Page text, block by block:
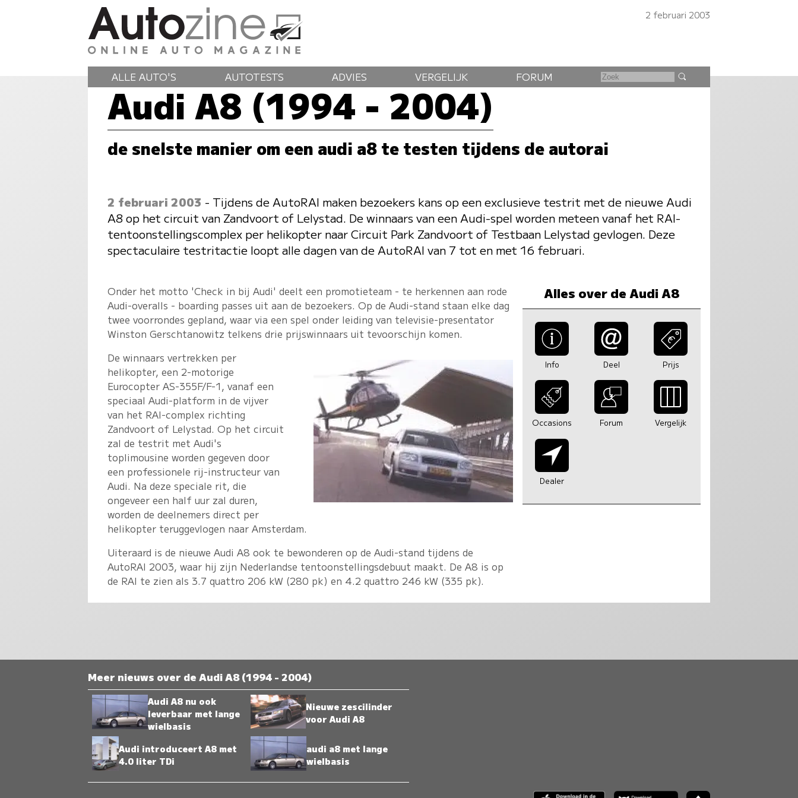
2 februari 2003
ALLE AUTO'S AUTOTESTS ADVIES VERGELIJK FORUM
Audi A8 (1994 - 2004)
de snelste manier om een audi a8 te testen tijdens de autorai
2 februari 2003 - Tijdens de AutoRAI maken bezoekers kans op een exclusieve testrit met de nieuwe Audi
A8 op het circuit van Zandvoort of Lelystad. De winnaars van een Audi-spel worden meteen vanaf het RAI-
tentoonstellingscomplex per helikopter naar Circuit Park Zandvoort of Testbaan Lelystad gevlogen. Deze
spectaculaire testritactie loopt alle dagen van de AutoRAI van 7 tot en met 16 februari.
Onder het motto 'Check in bij Audi' deelt een promotieteam - te herkennen aan rode
Audi-overalls - boarding passes uit aan de bezoekers. Op de Audi-stand staan elke dag
twee voorrondes gepland, waar via een spel onder leiding van televisie-presentator
Winston Gerschtanowitz telkens drie prijswinnaars uit tevoorschijn komen.
De winnaars vertrekken per
helikopter, een 2-motorige
Eurocopter AS-355F/F-1, vanaf een
speciaal Audi-platform in de vijver
van het RAI-complex richting
Zandvoort of Lelystad. Op het circuit
zal de testrit met Audi's
toplimousine worden gegeven door
een professionele rij-instructeur van
Audi. Na deze speciale rit, die
ongeveer een half uur zal duren,
worden de deelnemers direct per
helikopter teruggevlogen naar Amsterdam.
Uiteraard is de nieuwe Audi A8 ook te bewonderen op de Audi-stand tijdens de
AutoRAI 2003, waar hij zijn Nederlandse tentoonstellingsdebuut maakt. De A8 is op
de RAI te zien als 3.7 quattro 206 kW (280 pk) en 4.2 quattro 246 kW (335 pk).
Alles over de Audi A8
Info Deel Prijs
Occasions Forum Vergelijk
Dealer
Meer nieuws over de Audi A8 (1994 - 2004)
Audi A8 nu ook
leverbaar met lange
wielbasis
Nieuwe zescilinder
voor Audi A8
Audi introduceert A8 met
4.0 liter TDi
audi a8 met lange
wielbasis